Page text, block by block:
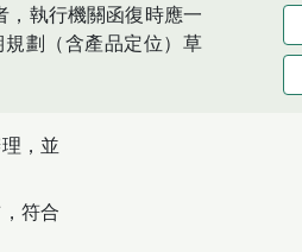
，執行機關函復時應一
劃（含產品定位）草
，並
符合